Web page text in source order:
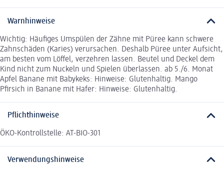
Warnhinweise
Wichtig: Häufiges Umspülen der Zähne mit Püree kann schwere
Zahnschäden (Karies) verursachen. Deshalb Püree unter Aufsicht,
am besten vom Löffel, verzehren lassen. Beutel und Deckel dem
Kind nicht zum Nuckeln und Spielen überlassen. ab 5./6. Monat
Apfel Banane mit Babykeks: Hinweise: Glutenhaltig. Mango
Pfirsich in Banane mit Hafer: Hinweise: Glutenhaltig.
Pflichthinweise
ÖKO-Kontrollstelle: AT-BIO-301
Verwendungshinweise